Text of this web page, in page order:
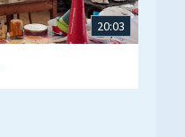
20:03